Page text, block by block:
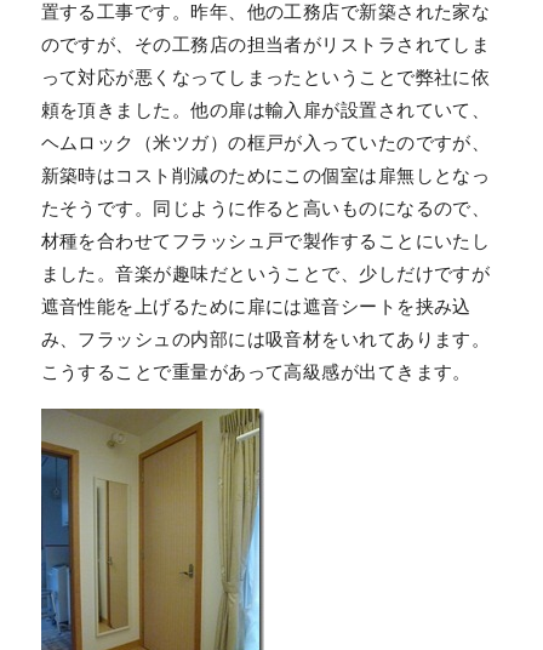
置する工事です。昨年、他の工務店で新築された家な
のですが、その工務店の担当者がリストラされてしま
って対応が悪くなってしまったということで弊社に依
頼を頂きました。他の扉は輸入扉が設置されていて、
ヘムロック（米ツガ）の框戸が入っていたのですが、
新築時はコスト削減のためにこの個室は扉無しとなっ
たそうです。同じように作ると高いものになるので、
材種を合わせてフラッシュ戸で製作することにいたし
ました。音楽が趣味だということで、少しだけですが
遮音性能を上げるために扉には遮音シートを挟み込
み、フラッシュの内部には吸音材をいれてあります。
こうすることで重量があって高級感が出てきます。